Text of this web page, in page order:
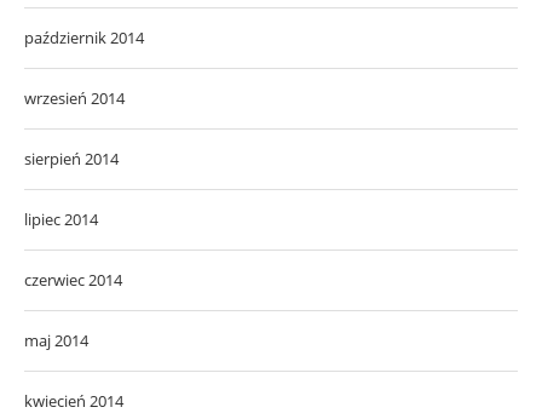
październik 2014
wrzesień 2014
sierpień 2014
lipiec 2014
czerwiec 2014
maj 2014
kwiecień 2014